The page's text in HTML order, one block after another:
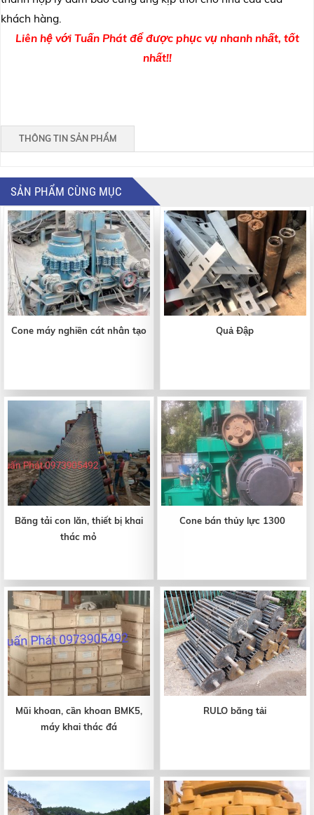
khách hàng.
Liên hệ với Tuấn Phát để được phục vụ nhanh nhất, tốt
nhất!!
THÔNG TIN SẢN PHẨM
SẢN PHẨM CÙNG MỤC
Cone máy nghiền cát nhân tạo Quả Đập
Băng tải con lăn, thiết bị khai
thác mỏ
Cone bán thủy lực 1300
Mũi khoan, cần khoan BMK5,
máy khai thác đá
RULO băng tải